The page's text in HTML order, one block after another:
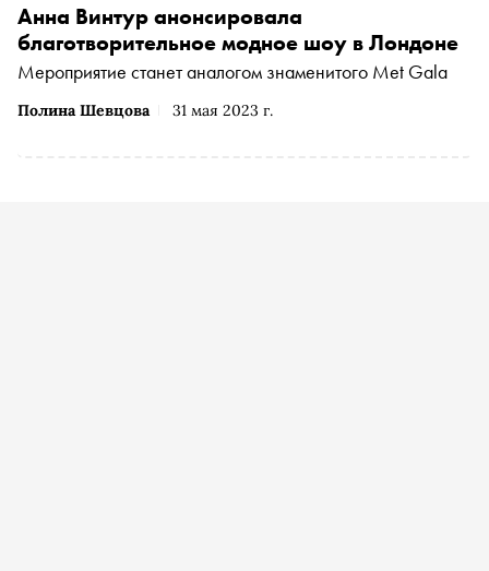
Полина Шевцова 31 мая 2023 г.
Анна Винтур анонсировала
благотворительное модное шоу в Лондоне
Мероприятие станет аналогом знаменитого Met Gala